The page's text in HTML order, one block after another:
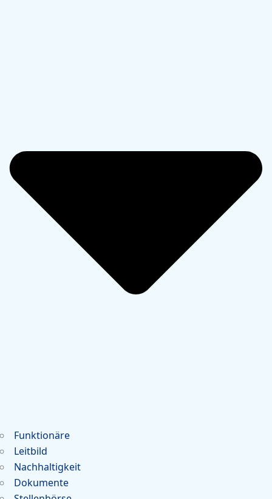
Funktionäre
Leitbild
Nachhaltigkeit
Dokumente